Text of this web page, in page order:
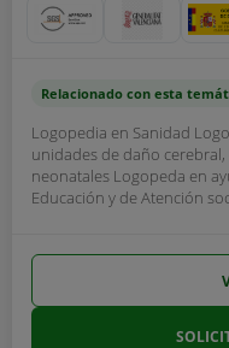
Relacionado con esta
Logopedia en Sanidad
unidades de daño
neonatales Logopeda en
Educación y de Atención